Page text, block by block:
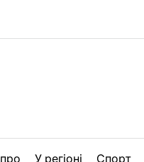
У регіоні Спорт